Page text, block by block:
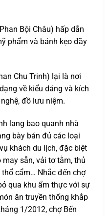
Bội Châu) hấp dẫn
phẩm và bánh kẹo đầy
Chu Trinh) lại là nơi
về kiểu dáng và kích
đồ lưu niệm.
lang bao quanh nhà
bày bán đủ các loại
khách du lịch, đặc biệt
sẵn, vải tơ tằm, thủ
thổ cẩm… Nhắc đến chợ
qua khu ẩm thực với sự
ăn truyền thống khắp
1/2012, chợ Bến